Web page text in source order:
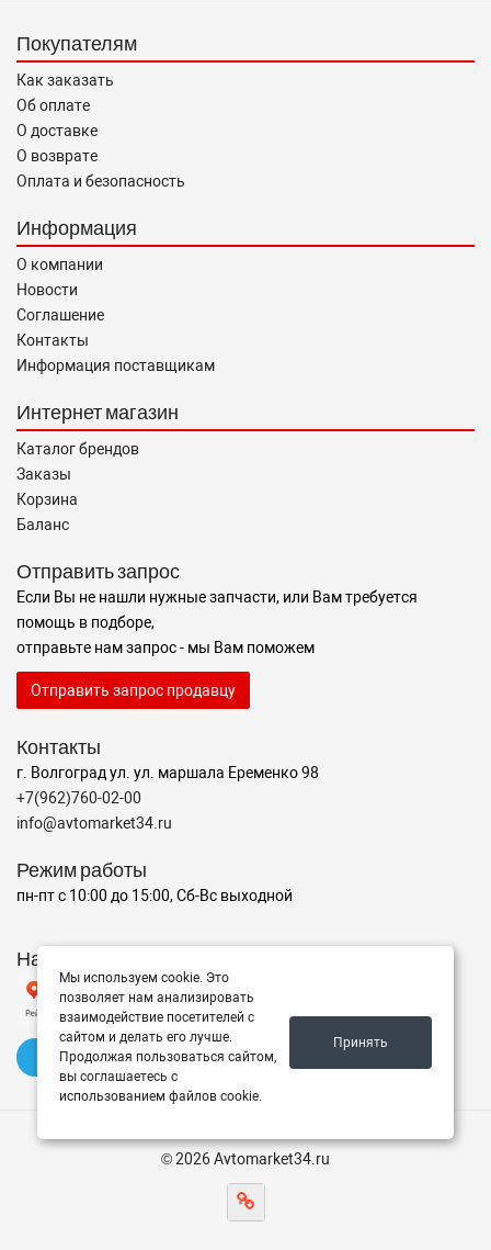
Покупателям
Как заказать
Об оплате
О доставке
О возврате
Оплата и безопасность
Информация
О компании
Новости
Соглашение
Контакты
Информация поставщикам
Интернет магазин
Каталог брендов
Заказы
Корзина
Баланс
Отправить запрос
Если Вы не нашли нужные запчасти, или Вам требуется
помощь в подборе,
отправьте нам запрос - мы Вам поможем
Отправить запрос продавцу
Контакты
г. Волгоград ул. ул. маршала Еременко 98
+7(962)760-02-00
info@avtomarket34.ru
Режим работы
пн-пт с 10:00 до 15:00, Сб-Вс выходной
Наш рейтинг на Яндексе
✍️ Оставить отзыв
© 2026 Avtomarket34.ru
Мы используем cookie. Это
позволяет нам анализировать
взаимодействие посетителей с
сайтом и делать его лучше.
Продолжая пользоваться сайтом,
вы соглашаетесь с
использованием файлов cookie.
Принять